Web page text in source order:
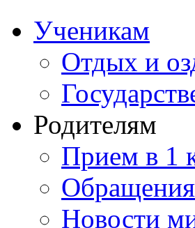
Ученикам
Отдых и
Родителям
Прием в 1
Новости